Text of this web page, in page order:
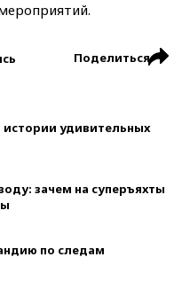
Поделиться
истории удивительных
зачем на суперъяхты
по следам